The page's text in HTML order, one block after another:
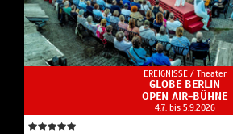
EREIGNISSE / Theater
GLOBE BERLIN
OPEN AIR-BÜHNE
4.7. bis 5.9.2026